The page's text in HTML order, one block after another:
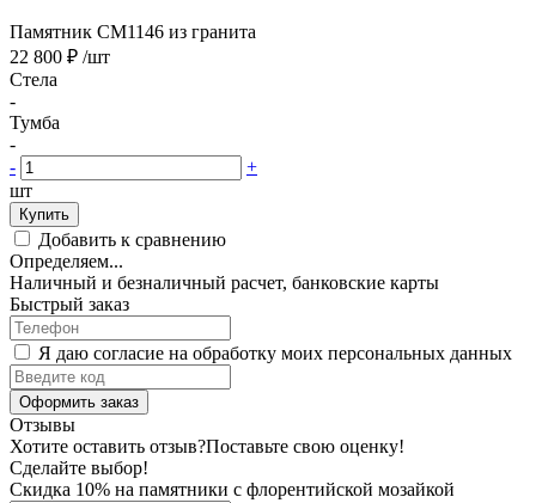
Памятник CM1146 из гранита
22 800 ₽ /шт
Стела
-
Тумба
-
-
+
шт
Купить
Добавить к сравнению
Определяем...
Наличный и безналичный расчет, банковские карты
Быстрый заказ
Я даю согласие на обработку моих персональных данных
Оформить заказ
Отзывы
Хотите оставить отзыв?Поставьте свою оценку!
Сделайте выбор!
Скидка 10% на памятники с флорентийской мозайкой